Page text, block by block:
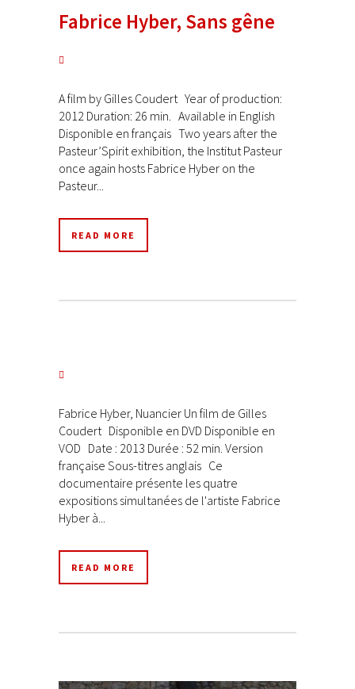
Fabrice Hyber, Sans gêne
A film by Gilles Coudert Year of production:
2012 Duration: 26 min. Available in English
Disponible en français Two years after the
Pasteur’Spirit exhibition, the Institut Pasteur
once again hosts Fabrice Hyber on the
Pasteur...
READ MORE
Fabrice Hyber, Nuancier Un film de Gilles
Coudert Disponible en DVD Disponible en
VOD Date : 2013 Durée : 52 min. Version
française Sous-titres anglais Ce
documentaire présente les quatre
expositions simultanées de l'artiste Fabrice
Hyber à...
READ MORE